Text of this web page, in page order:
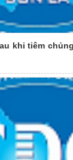
khi tiêm